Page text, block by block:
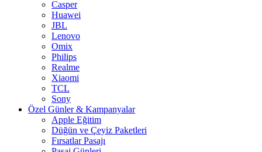
Casper
Huawei
JBL
Lenovo
Omix
Philips
Realme
Xiaomi
TCL
Sony
Özel Günler & Kampanyalar
Apple Eğitim
Düğün ve Çeyiz Paketleri
Fırsatlar Pasajı